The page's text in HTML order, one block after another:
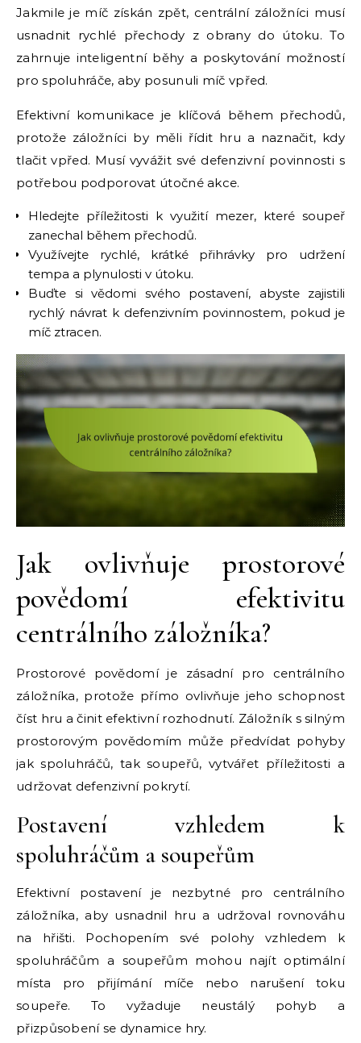
Jakmile je míč získán zpět, centrální záložníci musí
usnadnit rychlé přechody z obrany do útoku. To
zahrnuje inteligentní běhy a poskytování možností
pro spoluhráče, aby posunuli míč vpřed.
Efektivní komunikace je klíčová během přechodů,
protože záložníci by měli řídit hru a naznačit, kdy
tlačit vpřed. Musí vyvážit své defenzivní povinnosti s
potřebou podporovat útočné akce.
Hledejte příležitosti k využití mezer, které soupeř
zanechal během přechodů.
Využívejte rychlé, krátké přihrávky pro udržení
tempa a plynulosti v útoku.
Buďte si vědomi svého postavení, abyste zajistili
rychlý návrat k defenzivním povinnostem, pokud je
míč ztracen.
Jak ovlivňuje prostorové
povědomí efektivitu
centrálního záložníka?
Prostorové povědomí je zásadní pro centrálního
záložníka, protože přímo ovlivňuje jeho schopnost
číst hru a činit efektivní rozhodnutí. Záložník s silným
prostorovým povědomím může předvídat pohyby
jak spoluhráčů, tak soupeřů, vytvářet příležitosti a
udržovat defenzivní pokrytí.
Postavení vzhledem k
spoluhráčům a soupeřům
Efektivní postavení je nezbytné pro centrálního
záložníka, aby usnadnil hru a udržoval rovnováhu
na hřišti. Pochopením své polohy vzhledem k
spoluhráčům a soupeřům mohou najít optimální
místa pro přijímání míče nebo narušení toku
soupeře. To vyžaduje neustálý pohyb a
přizpůsobení se dynamice hry.